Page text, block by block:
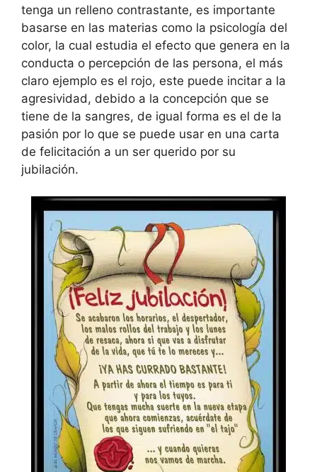
tenga un relleno contrastante, es importante
basarse en las materias como la psicología del
color, la cual estudia el efecto que genera en la
conducta o percepción de las persona, el más
claro ejemplo es el rojo, este puede incitar a la
agresividad, debido a la concepción que se
tiene de la sangres, de igual forma es el de la
pasión por lo que se puede usar en una carta
de felicitación a un ser querido por su
jubilación.